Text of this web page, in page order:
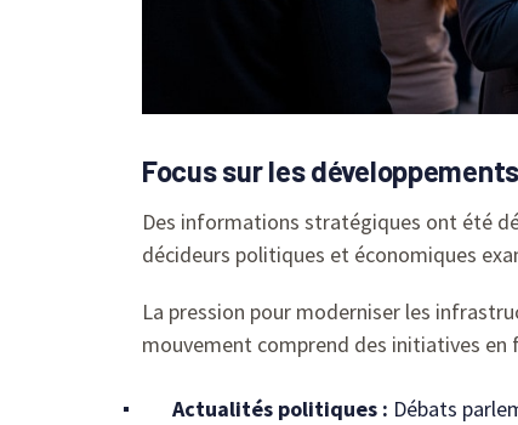
Focus sur les
Des informations stratégiques ont été
décideurs politiques et économiques
La pression pour moderniser les
mouvement comprend des initiatives
Actualités politiques : Débats